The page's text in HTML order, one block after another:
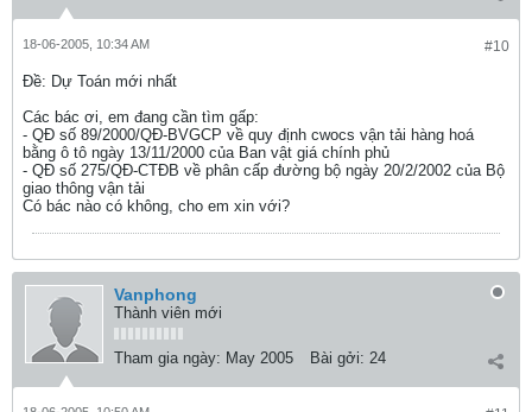
#10
18-06-2005, 10:34 AM
Ðề: Dự Toán mới nhất
Các bác ơi, em đang cần tìm gấp:
- QĐ số 89/2000/QĐ-BVGCP về quy định cwocs vận tải hàng hoá
bằng ô tô ngày 13/11/2000 của Ban vật giá chính phủ
- QĐ số 275/QĐ-CTĐB về phân cấp đường bộ ngày 20/2/2002 của Bộ
giao thông vận tải
Có bác nào có không, cho em xin với?
Vanphong
Thành viên mới
Tham gia ngày: May 2005 Bài gởi: 24